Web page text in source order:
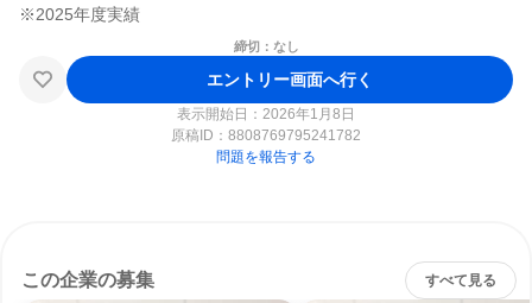
締切：なし
エントリー画面へ行く
表示開始日：2026年1月8日
原稿ID： 8808769795241782
問題を報告する
この企業の募集 すべて見る